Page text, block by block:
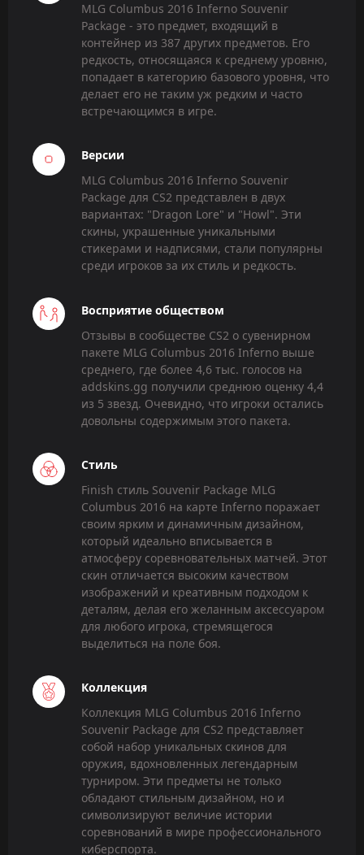
MLG Columbus 2016 Inferno Souvenir
Package - это предмет, входящий в
контейнер из 387 других предметов. Его
редкость, относящаяся к среднему уровню,
попадает в категорию базового уровня, что
делает его не таким уж редким и часто
встречающимся в игре.
Версии
MLG Columbus 2016 Inferno Souvenir
Package для CS2 представлен в двух
вариантах: "Dragon Lore" и "Howl". Эти
скины, украшенные уникальными
стикерами и надписями, стали популярны
среди игроков за их стиль и редкость.
Восприятие обществом
Отзывы в сообществе CS2 о сувенирном
пакете MLG Columbus 2016 Inferno выше
среднего, где более 4,6 тыс. голосов на
addskins.gg получили среднюю оценку 4,4
из 5 звезд. Очевидно, что игроки остались
довольны содержимым этого пакета.
Стиль
Finish стиль Souvenir Package MLG
Columbus 2016 на карте Inferno поражает
своим ярким и динамичным дизайном,
который идеально вписывается в
атмосферу соревновательных матчей. Этот
скин отличается высоким качеством
изображений и креативным подходом к
деталям, делая его желанным аксессуаром
для любого игрока, стремящегося
выделиться на поле боя.
Коллекция
Коллекция MLG Columbus 2016 Inferno
Souvenir Package для CS2 представляет
собой набор уникальных скинов для
оружия, вдохновленных легендарным
турниром. Эти предметы не только
обладают стильным дизайном, но и
символизируют величие истории
соревнований в мире профессионального
киберспорта.